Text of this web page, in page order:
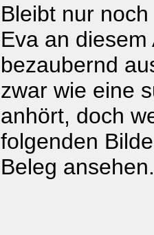
Bleibt nur
Eva an
bezaubernd
zwar wie eine
anhört, doch
folgenden
Beleg ansehen.